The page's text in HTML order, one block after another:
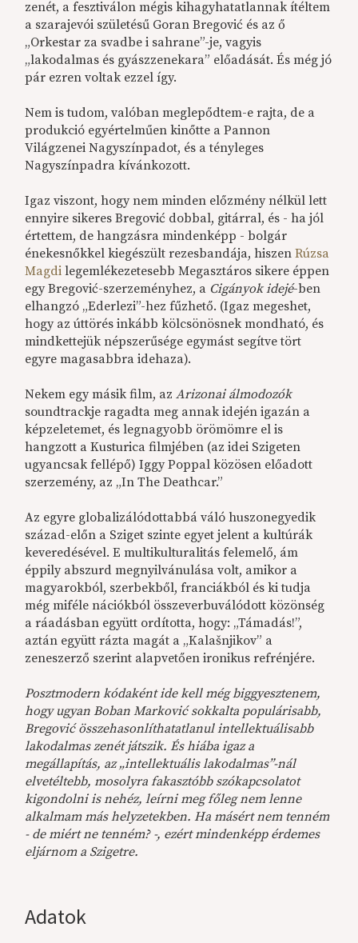
Adatok
zenét, a fesztiválon mégis kihagyhatatlannak ítéltem
a szarajevói születésű Goran Bregović és az ő
„Orkestar za svadbe i sahrane”-je, vagyis
„lakodalmas és gyászzenekara” előadását. És még jó
pár ezren voltak ezzel így.
Nem is tudom, valóban meglepődtem-e rajta, de a
produkció egyértelműen kinőtte a Pannon
Világzenei Nagyszínpadot, és a tényleges
Nagyszínpadra kívánkozott.
Igaz viszont, hogy nem minden előzmény nélkül lett
ennyire sikeres Bregović dobbal, gitárral, és - ha jól
értettem, de hangzásra mindenképp - bolgár
énekesnőkkel kiegészült rezesbandája, hiszenRúzsa
Magdi legemlékezetesebb Megasztáros sikere éppen
egy Bregović-szerzeményhez, a Cigányok idejé-ben
elhangzó „Ederlezi”-hez fűzhető. (Igaz megeshet,
hogy az úttörés inkább kölcsönösnek mondható, és
mindkettejük népszerűsége egymást segítve tört
egyre magasabbra idehaza).
Nekem egy másik film, azArizonai álmodozók
soundtrackje ragadta meg annak idején igazán a
képzeletemet, és legnagyobb örömömre el is
hangzott a Kusturica filmjében (az idei Szigeten
ugyancsak fellépő) Iggy Poppal közösen előadott
szerzemény, az „In The Deathcar.”
Az egyre globalizálódottabbá váló huszonegyedik
század-előn a Sziget szinte egyet jelent a kultúrák
keveredésével. E multikulturalitás felemelő, ám
éppily abszurd megnyilvánulása volt, amikor a
magyarokból, szerbekből, franciákból és ki tudja
még miféle nációkból összeverbuválódott közönség
a ráadásban együtt ordította, hogy: „Támadás!”,
aztán együtt rázta magát a „Kalašnjikov” a
zeneszerző szerint alapvetően ironikus refrénjére.
Posztmodern kódaként ide kell még biggyesztenem,
hogy ugyan Boban Marković sokkalta populárisabb,
Bregović összehasonlíthatatlanul intellektuálisabb
lakodalmas zenét játszik. És hiába igaz a
megállapítás, az „intellektuális lakodalmas”-nál
elvetéltebb, mosolyra fakasztóbb szókapcsolatot
kigondolni is nehéz, leírni meg főleg nem lenne
alkalmam más helyzetekben. Ha másért nem tenném
- de miért ne tenném? -, ezért mindenképp érdemes
eljárnom a Szigetre.